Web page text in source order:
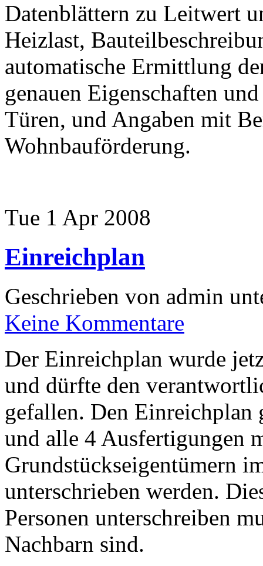
Datenblättern zu Leitwert
Heizlast,
automatische Ermittlung
genauen Eigenschaften
Türen, und Angaben mit
Wohnbauförderung.
Tue 1 Apr 2008
Einreichplan
Geschrieben von admin
Keine Kommentare
Der Einreichplan wurde
und dürfte den
gefallen. Den Einreichplan
und alle 4 Ausfertigungen
Grundstückseigentümern
unterschrieben werden.
Personen unterschreiben
Nachbarn sind.